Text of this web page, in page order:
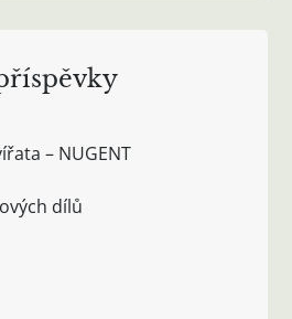
– NUGENT
dílů